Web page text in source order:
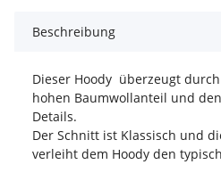
Beschreibung
Dieser Hoody überzeugt
hohen Baumwollanteil und
Details.
Der Schnitt ist Klassisch und
verleiht dem Hoody den